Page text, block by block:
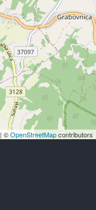
| ©OpenStreetMapcontributors